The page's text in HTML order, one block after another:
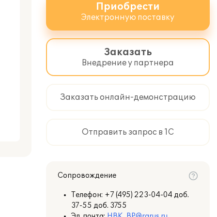
Приобрести
Электронную поставку
Заказать
Внедрение у партнера
Заказать онлайн-демонстрацию
Отправить запрос в 1С
Сопровождение
Телефон: +7 (495) 223-04-04 доб.
37-55 доб. 3755